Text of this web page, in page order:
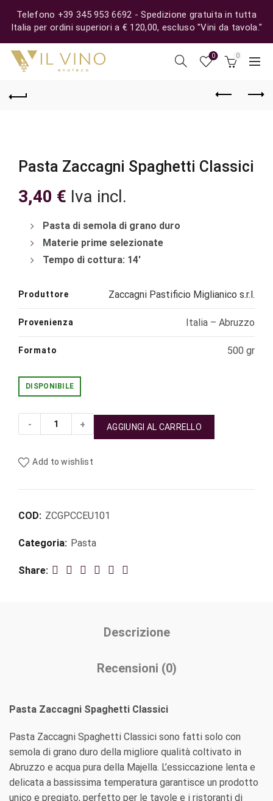
Telefono +39 345 953 6692 - Spedizione gratuita in tutta
Italia per ordini superiori a € 120,00, escluso "Vini da tavola."
0 0
Pasta Zaccagni Spaghetti Classici
3,40 € Iva incl.
Pasta di semola di grano duro
Materie prime selezionate
Tempo di cottura: 14′
Produttore Zaccagni Pastificio Miglianico s.r.l.
Provenienza Italia – Abruzzo
Formato 500 gr
DISPONIBILE
Pasta Zaccagni Spaghetti Classici quantità
AGGIUNGI AL CARRELLO
Add to wishlist
COD: ZCGPCCEU101
Categoria: Pasta
Share
Descrizione
Recensioni (0)
Pasta Zaccagni Spaghetti Classici
Pasta Zaccagni Spaghetti Classici sono fatti solo con
semola di grano duro della migliore qualità coltivato in
Abruzzo e acqua pura della Majella. L’essiccazione lenta e
delicata a bassissima temperatura garantisce un prodotto
unico e pregiato, perfetto per le tavole e i ristoranti di